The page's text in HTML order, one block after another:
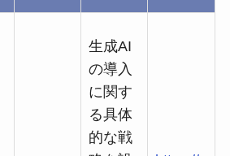
生成AI
の導入
に関す
る具体
的な戦